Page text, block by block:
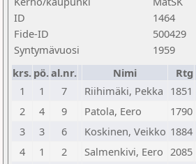
ID
1464
Fide-ID
500429
Syntymävuosi
1959
krs. pö.al.nr. Nimi Rtg
1
1 7 Riihimäki, Pekka 1851
2
4 9 Patola, Eero 1790
3
3 6 Koskinen, Veikko 1884
4
1 2 Salmenkivi, Eero 2085